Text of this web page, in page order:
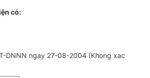
có:
DNNN ngay 27-08-2004 (Khong xac